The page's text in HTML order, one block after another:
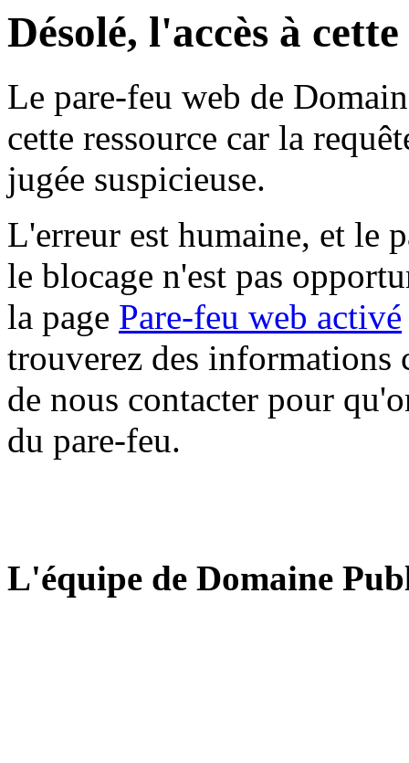
Désolé, l'accès à
Le pare-feu web de
cette ressource car la
jugée suspicieuse.
L'erreur est humaine, et le
le blocage n'est pas
la page Pare-feu web activé
trouverez des informations
de nous contacter pour
du pare-feu.
L'équipe de Domaine